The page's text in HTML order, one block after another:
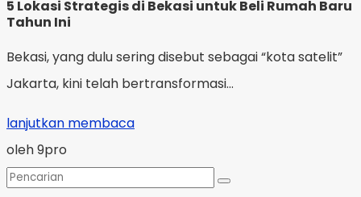
5 Lokasi Strategis di Bekasi untuk Beli Rumah Baru
Tahun Ini
Bekasi, yang dulu sering disebut sebagai “kota satelit”
Jakarta, kini telah bertransformasi...
lanjutkan membaca
oleh 9pro